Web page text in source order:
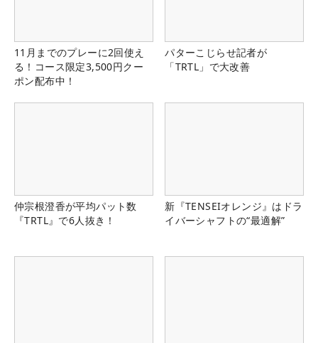
11月までのプレーに2回使え
る！コース限定3,500円クー
ポン配布中！
パターこじらせ記者が
「TRTL」で大改善
仲宗根澄香が平均パット数
『TRTL』で6人抜き！
新『TENSEIオレンジ』はドラ
イバーシャフトの“最適解”